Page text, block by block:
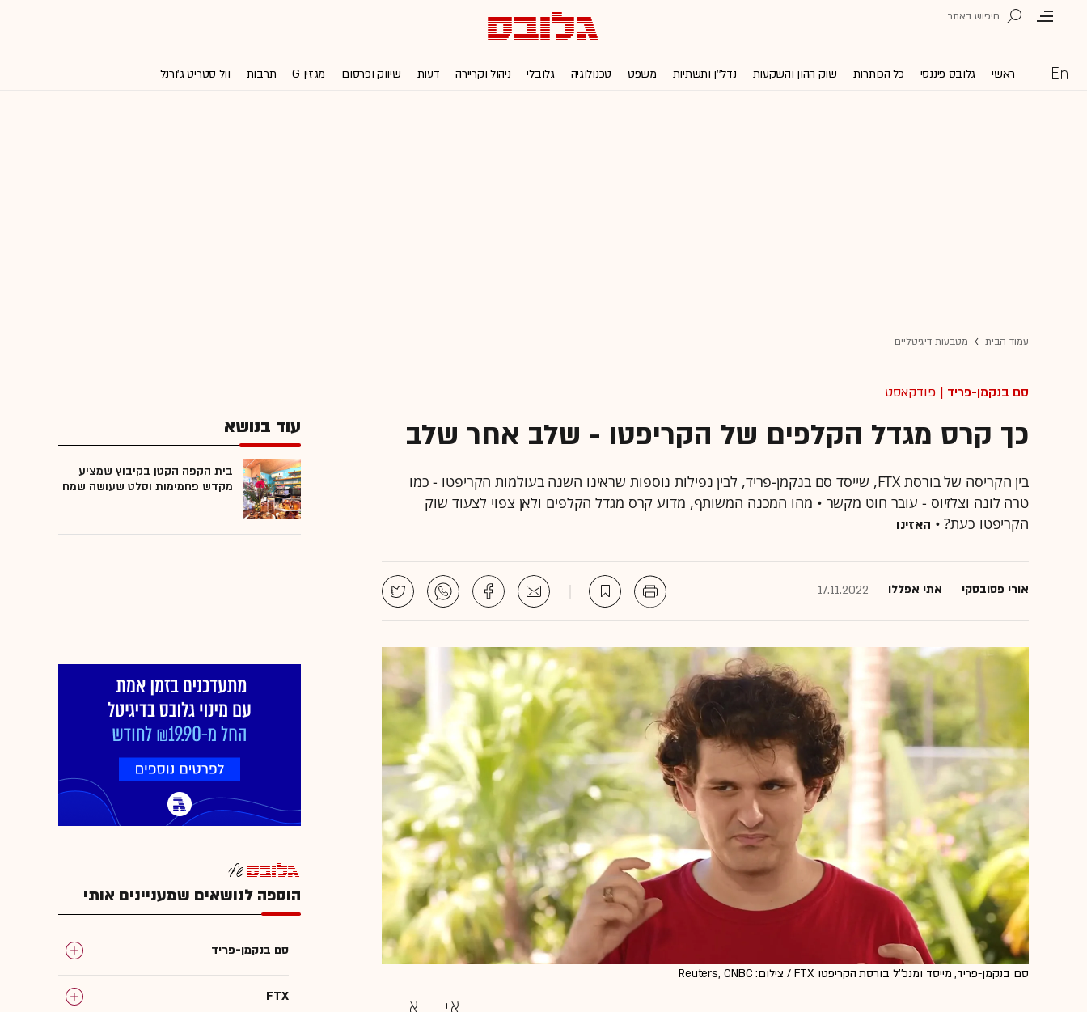
ראשי גלובס פיננסי כל הכותרות שוק ההון והשקעות נדל''ן ותשתיות משפט טכנולוגיה גלובלי ניהול וקריירה דעות שיווק ופרסום מגזין G תרבות וול סטריט ג'ורנל
עמוד הבית מטבעות דיגיטליים
סם בנקמן-פריד | פודקאסט
כך קרס מגדל הקלפים של הקריפטו - שלב אחר שלב
בין הקריסה של בורסת FTX, שייסד סם בנקמן-פריד, לבין נפילות נוספות שראינו השנה בעולמות הקריפטו - כמו
טרה לונה וצלזיוס - עובר חוט מקשר • מהו המכנה המשותף, מדוע קרס מגדל הקלפים ולאן צפוי לצעוד שוק
הקריפטו כעת? • האזינו
אורי פסובסקי אתי אפללו 17.11.2022
סם בנקמן-פריד, מייסד ומנכ''ל בורסת הקריפטו FTX / צילום: Reuters, CNBC
עוד בנושא
בית הקפה הקטן בקיבוץ שמציע
מקדש פחמימות וסלט שעושה שמח
הוספה לנושאים שמעניינים אותי
סם בנקמן-פריד
FTX